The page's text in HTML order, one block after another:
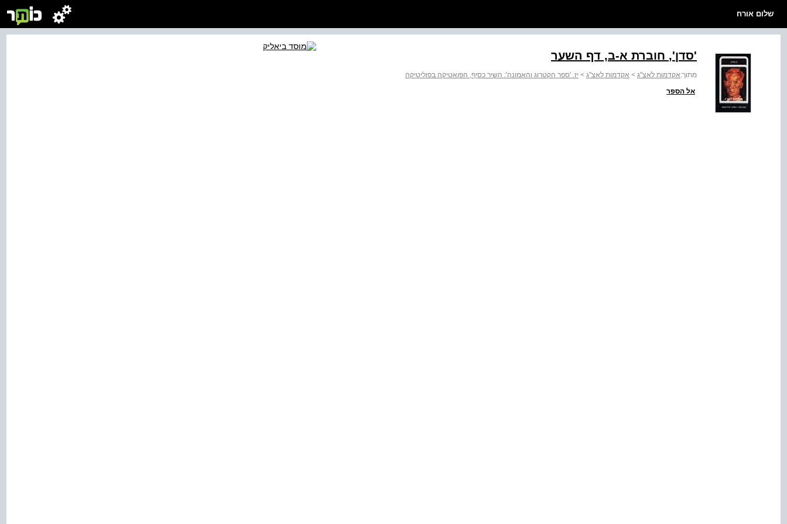
שלום אורח
'סדן‭,'‬ חוברת א-ב, דף השער
מתוך:אקדמות לאצ"ג > אקדמות לאצ"ג > יז. 'ספר הקטרוג והאמונה': השיר כסיף, הפואטיקה בפוליטיקה
אל הספר